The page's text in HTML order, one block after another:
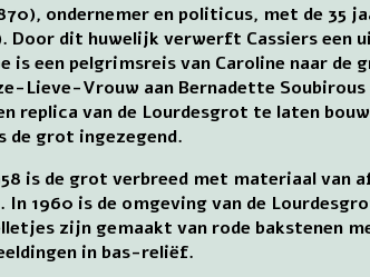
ondernemer en politicus, met de 35
Door dit huwelijk verwerft Cassiers
een pelgrimsreis van Caroline naar
Lieve-Vrouw aan Bernadette
replica van de Lourdesgrot te laten
de grot ingezegend.
is de grot verbreed met materiaal van
In 1960 is de omgeving van de
zijn gemaakt van rode bakstenen
in bas-reliëf.